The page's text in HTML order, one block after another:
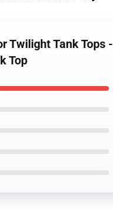
Twilight Tank Tops -
Top